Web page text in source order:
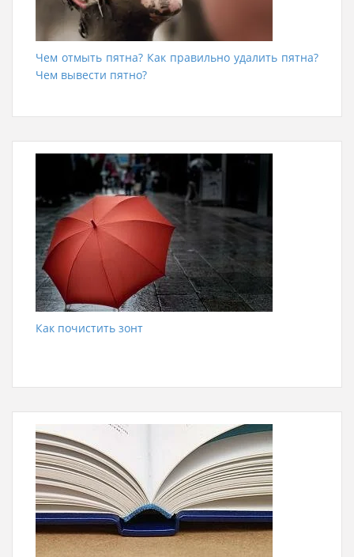
Чем отмыть пятна? Как правильно удалить пятна?
Чем вывести пятно?
Как почистить зонт